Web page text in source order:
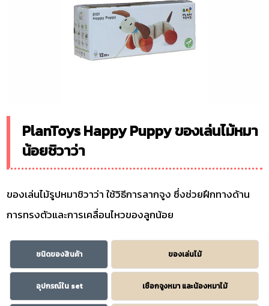
PlanToys Happy Puppy ของเล่นไม้หมา
น้อยชิวาว่า
ของเล่นไม้รูปหมาชิวาว่า ใช้วิธีการลากจูง ซึ่งช่วยฝึกทางด้าน
การทรงตัวและการเคลื่อนไหวของลูกน้อย
ชนิดของสินค้า ของเล่นไม้
อุปกรณ์ใน set เชือกจูงหมา และน้องหมาไม้